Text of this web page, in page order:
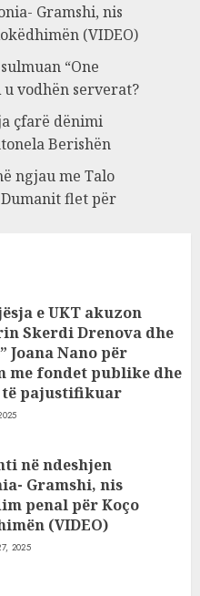
Gramshi, nis
(VIDEO)
“One
vodhën serverat?
çfarë dënimi
Berishën
ngjau me Talo
Dumanit flet për
e UKT akuzon
Skerdi Drenova dhe
Joana Nano për
me fondet publike dhe
pajustifikuar
në ndeshjen
Gramshi, nis
penal për Koço
(VIDEO)
2025